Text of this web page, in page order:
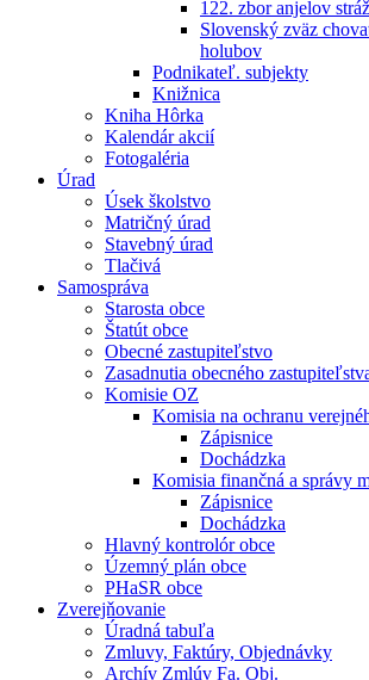
122. zbor anjelov
Slovenský zväz
holubov
Podnikateľ. subjekty
Knižnica
Kniha Hôrka
Kalendár akcií
Fotogaléria
Úrad
Úsek školstvo
Matričný úrad
Stavebný úrad
Tlačivá
Samospráva
Starosta obce
Štatút obce
Obecné zastupiteľstvo
Zasadnutia obecného
Komisie OZ
Komisia na ochranu
Zápisnice
Dochádzka
Komisia finančná a správy
Zápisnice
Dochádzka
Hlavný kontrolór obce
Územný plán obce
PHaSR obce
Zverejňovanie
Úradná tabuľa
Zmluvy, Faktúry, Objednávky
Archív Zmlúv Fa. Obj.